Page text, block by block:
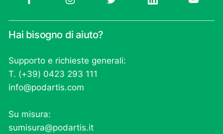
Hai bisogno di aiuto?
Supporto e richieste generali:
T. (+39) 0423 293 111
info@podartis.com
Su misura:
sumisura@podartis.it